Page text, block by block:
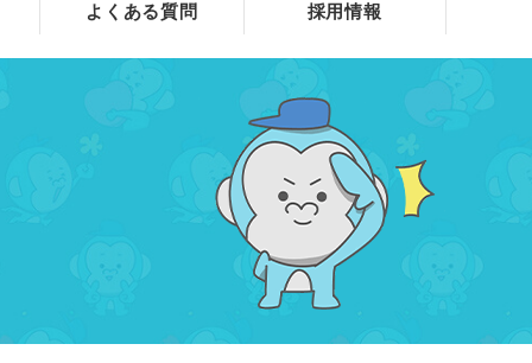
よくある質問 採用情報